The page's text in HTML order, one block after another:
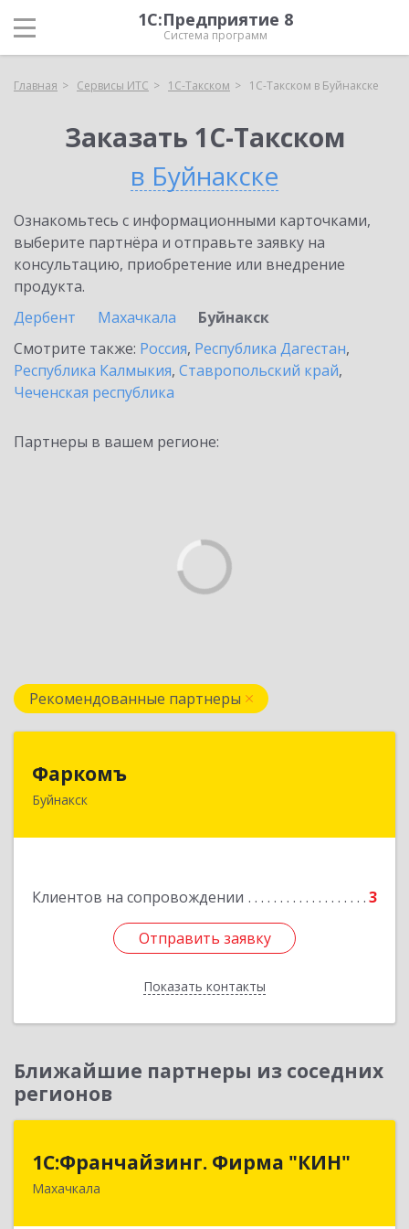
1С:Предприятие 8
Система программ
Главная Сервисы ИТС 1С-Такском 1С-Такском в Буйнакске
Заказать 1С-Такском
в Буйнакске
Ознакомьтесь с информационными карточками,
выберите партнёра и отправьте заявку на
консультацию, приобретение или внедрение
продукта.
Дербент
Махачкала
Буйнакск
Смотрите также: Россия, Республика Дагестан,
Республика Калмыкия, Ставропольский край,
Чеченская республика
Партнеры в вашем регионе:
Рекомендованные партнеры
Фаркомъ
Буйнакск
Клиентов на сопровождении 3
Отправить заявку
Показать контакты
Отправить заявку
Назад
Ближайшие партнеры из соседних
регионов
1С:Франчайзинг. Фирма "КИН"
Махачкала
1С:Франчайзинг. Фирма "КИН"
367030, Дагестан Респ, Махачкала г, И.Казака